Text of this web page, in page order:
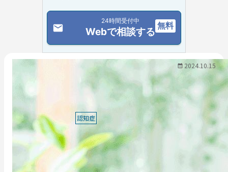
email
24時間受付中
Webで相談する
無料
認知症
2024.10.15